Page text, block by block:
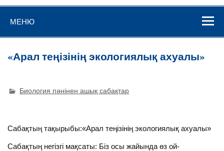
МЕНЮ
«Арал теңізінің экологиялық ахуалы»
Биология пәнінен ашық сабақтар
Сабақтың тақырыбы:«Арал теңізінің экологиялық ахуалы»
Сабақтың негізгі мақсаты: Біз осы жайында өз ой-